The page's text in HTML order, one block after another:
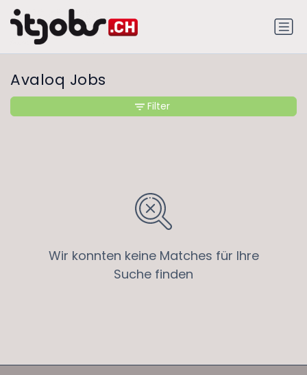
Avaloq Jobs
Wir konnten keine Matches für Ihre
Suche finden
Filter